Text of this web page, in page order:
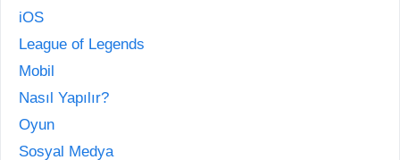
iOS
League of Legends
Mobil
Nasıl Yapılır?
Oyun
Sosyal Medya